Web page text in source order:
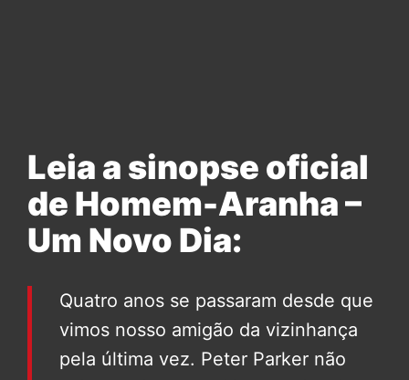
Leia a sinopse oficial
de Homem-Aranha –
Um Novo Dia:
Quatro anos se passaram desde que
vimos nosso amigão da vizinhança
pela última vez. Peter Parker não